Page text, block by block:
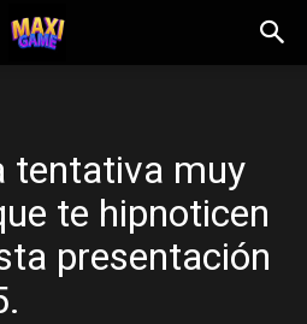
tentativa muy
te hipnoticen
presentación